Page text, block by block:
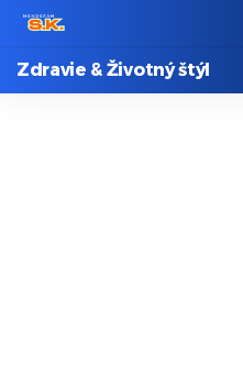
Zdravie & Životný štýl